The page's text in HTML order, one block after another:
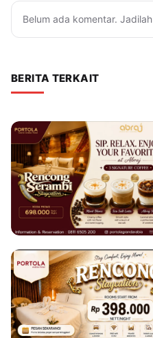
Belum ada komentar.
BERITA TERKAIT